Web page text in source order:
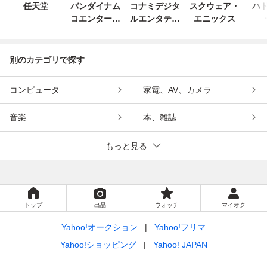
任天堂
バンダイナム
コエンターテ
コナミデジタ
ルエンタテイ
スクウェア・
エニックス
ハ
別のカテゴリで探す
コンピュータ 家電、AV、カメラ
音楽 本、雑誌
もっと見る
トップ 出品 ウォッチ マイオク
Yahoo!オークション
Yahoo!フリマ
Yahoo!ショッピング
Yahoo! JAPAN